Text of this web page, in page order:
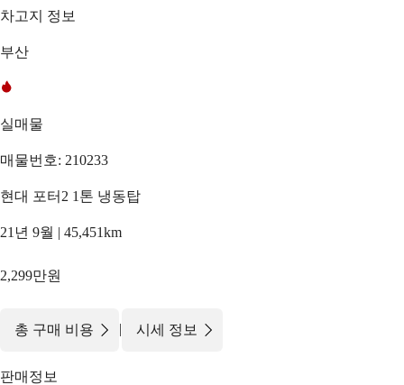
차고지 정보
부산
실매물
매물번호: 210233
현대 포터2 1톤 냉동탑
21년 9월 | 45,451km
2,299만원
총 구매 비용 | 시세 정보
판매정보